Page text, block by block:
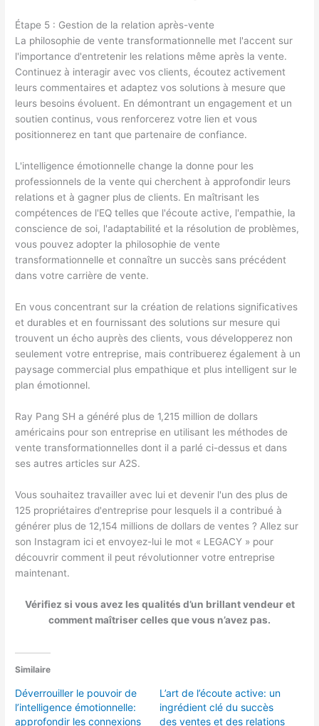
Étape 5 : Gestion de la relation après-vente
La philosophie de vente transformationnelle met l'accent sur
l'importance d'entretenir les relations même après la vente.
Continuez à interagir avec vos clients, écoutez activement
leurs commentaires et adaptez vos solutions à mesure que
leurs besoins évoluent. En démontrant un engagement et un
soutien continus, vous renforcerez votre lien et vous
positionnerez en tant que partenaire de confiance.
L'intelligence émotionnelle change la donne pour les
professionnels de la vente qui cherchent à approfondir leurs
relations et à gagner plus de clients. En maîtrisant les
compétences de l'EQ telles que l'écoute active, l'empathie, la
conscience de soi, l'adaptabilité et la résolution de problèmes,
vous pouvez adopter la philosophie de vente
transformationnelle et connaître un succès sans précédent
dans votre carrière de vente.
En vous concentrant sur la création de relations significatives
et durables et en fournissant des solutions sur mesure qui
trouvent un écho auprès des clients, vous développerez non
seulement votre entreprise, mais contribuerez également à un
paysage commercial plus empathique et plus intelligent sur le
plan émotionnel.
Ray Pang SH a généré plus de 1,215 million de dollars
américains pour son entreprise en utilisant les méthodes de
vente transformationnelles dont il a parlé ci-dessus et dans
ses autres articles sur A2S.
Vous souhaitez travailler avec lui et devenir l'un des plus de
125 propriétaires d'entreprise pour lesquels il a contribué à
générer plus de 12,154 millions de dollars de ventes ? Allez sur
son Instagram ici et envoyez-lui le mot « LEGACY » pour
découvrir comment il peut révolutionner votre entreprise
maintenant.
Vérifiez si vous avez les qualités d’un brillant vendeur et
comment maîtriser celles que vous n’avez pas.
Similaire
Déverrouiller le pouvoir de
l’intelligence émotionnelle:
approfondir les connexions
L’art de l’écoute active: un
ingrédient clé du succès
des ventes et des relations